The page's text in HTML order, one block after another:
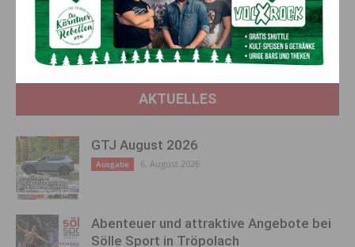
Landwirt (65) vom Pferd
verletzt
Kärnten verzeichnete im März
weiteren Beschäftigungs­
rekord
AKTUELLES
GTJ August 2026
Ausgabe 6. August 2026
Abenteuer und attraktive Angebote bei
Sölle Sport in Tröpolach